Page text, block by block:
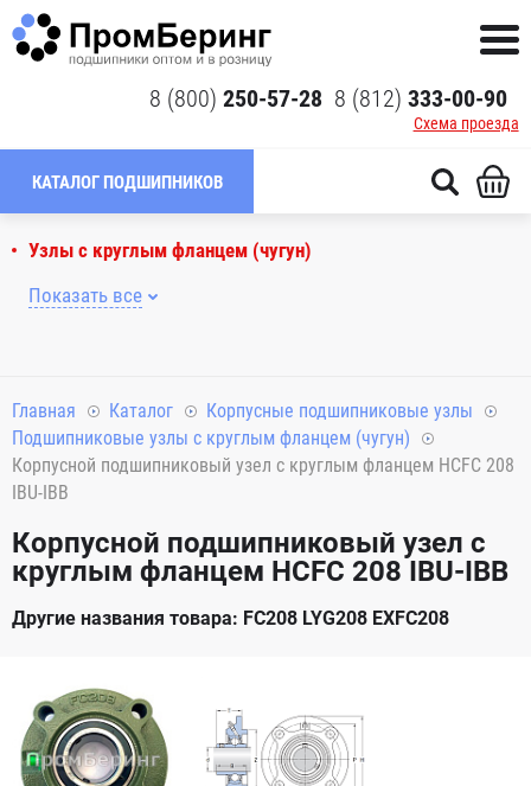
8 (800) 250-57-28 8 (812) 333-00-90
Схема проезда
КАТАЛОГ ПОДШИПНИКОВ
Узлы с круглым фланцем (чугун)
Показать все
Главная Каталог
Корпусные подшипниковые узлы
Подшипниковые узлы с круглым фланцем (чугун)
Корпусной подшипниковый узел с круглым фланцем HCFC 208
IBU-IBB
Корпусной подшипниковый узел с
круглым фланцем HCFC 208 IBU-IBB
Другие названия товара: FC208 LYG208 EXFC208